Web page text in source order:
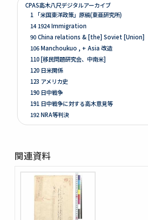
CPAS高木八尺デジタルアーカイブ
1 「米国東洋政策」原稿(東亜研究所)
14 1924 Immigration
90 China relations & [the] Soviet [Union]
106 Manchoukuo , + Asia 改造
110 [移民問題研究会、中南米]
120 日米関係
123 アメリカ史
190 日中戦争
191 日中戦争に対する高木意見等
192 NRA等判決
261 Prologue
264 Mitsubishi
275 Phillips Civil War & Reconstruction
278 Turner, FR. J
280 Van Tyne C.H Method of Hist. Research
281 Van Tyne Constitutional Hist.
287 McLaughlin, Reading Notes CONST. H. I.
関連資料